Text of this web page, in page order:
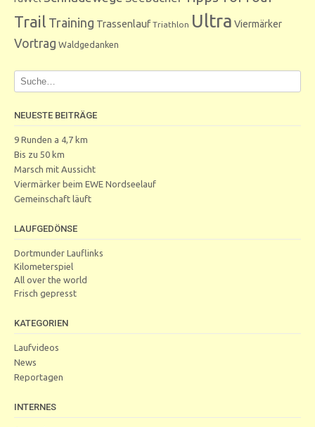
Trail Training Trassenlauf Triathlon Ultra Viermärker
Vortrag Waldgedanken
NEUESTE BEITRÄGE
9 Runden a 4,7 km
Bis zu 50 km
Marsch mit Aussicht
Viermärker beim EWE Nordseelauf
Gemeinschaft läuft
LAUFGEDÖNSE
Dortmunder Lauflinks
Kilometerspiel
All over the world
Frisch gepresst
KATEGORIEN
Laufvideos
News
Reportagen
INTERNES